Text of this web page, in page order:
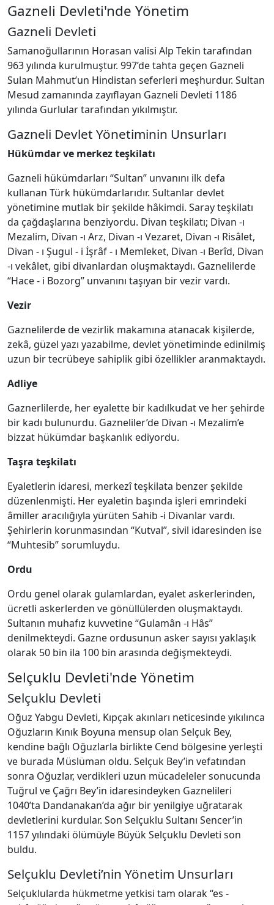
Gazneli Devleti'nde Yönetim
Gazneli Devleti
Samanoğullarının Horasan valisi Alp Tekin tarafından
963 yılında kurulmuştur. 997’de tahta geçen Gazneli
Sulan Mahmut’un Hindistan seferleri meşhurdur. Sultan
Mesud zamanında zayıflayan Gazneli Devleti 1186
yılında Gurlular tarafından yıkılmıştır.
Gazneli Devlet Yönetiminin Unsurları
Hükümdar ve merkez teşkilatı
Gazneli hükümdarları “Sultan” unvanını ilk defa
kullanan Türk hükümdarlarıdır. Sultanlar devlet
yönetimine mutlak bir şekilde hâkimdi. Saray teşkilatı
da çağdaşlarına benziyordu. Divan teşkilatı; Divan -ı
Mezalim, Divan -ı Arz, Divan -ı Vezaret, Divan -ı Risâlet,
Divan - ı Şugul - i İşrâf - ı Memleket, Divan -ı Berîd, Divan
-ı vekâlet, gibi divanlardan oluşmaktaydı. Gaznelilerde
“Hace - i Bozorg” unvanını taşıyan bir vezir vardı.
Vezir
Gaznelilerde de vezirlik makamına atanacak kişilerde,
zekâ, güzel yazı yazabilme, devlet yönetiminde edinilmiş
uzun bir tecrübeye sahiplik gibi özellikler aranmaktaydı.
Adliye
Gaznerlilerde, her eyalette bir kadılkudat ve her şehirde
bir kadı bulunurdu. Gazneliler’de Divan -ı Mezalim’e
bizzat hükümdar başkanlık ediyordu.
Taşra teşkilatı
Eyaletlerin idaresi, merkezî teşkilata benzer şekilde
düzenlenmişti. Her eyaletin başında işleri emrindeki
âmiller aracılığıyla yürüten Sahib -i Divanlar vardı.
Şehirlerin korunmasından “Kutval”, sivil idaresinden ise
“Muhtesib” sorumluydu.
Ordu
Ordu genel olarak gulamlardan, eyalet askerlerinden,
ücretli askerlerden ve gönüllülerden oluşmaktaydı.
Sultanın muhafız kuvvetine “Gulamân -ı Hâs”
denilmekteydi. Gazne ordusunun asker sayısı yaklaşık
olarak 50 bin ila 100 bin arasında değişmekteydi.
Selçuklu Devleti'nde Yönetim
Selçuklu Devleti
Oğuz Yabgu Devleti, Kıpçak akınları neticesinde yıkılınca
Oğuzların Kınık Boyuna mensup olan Selçuk Bey,
kendine bağlı Oğuzlarla birlikte Cend bölgesine yerleşti
ve burada Müslüman oldu. Selçuk Bey’in vefatından
sonra Oğuzlar, verdikleri uzun mücadeleler sonucunda
Tuğrul ve Çağrı Bey’in idaresindeyken Gaznelileri
1040’ta Dandanakan’da ağır bir yenilgiye uğratarak
devletlerini kurdular. Son Selçuklu Sultanı Sencer’in
1157 yılındaki ölümüyle Büyük Selçuklu Devleti son
buldu.
Selçuklu Devleti’nin Yönetim Unsurları
Selçuklularda hükmetme yetkisi tam olarak “es -